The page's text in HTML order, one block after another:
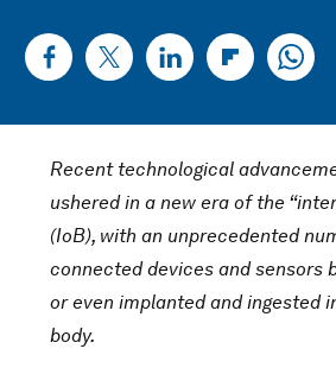
Recent technological
ushered in a new era of the
(IoB), with an unprecedented
connected devices and sensors
or even implanted and ingested
body.